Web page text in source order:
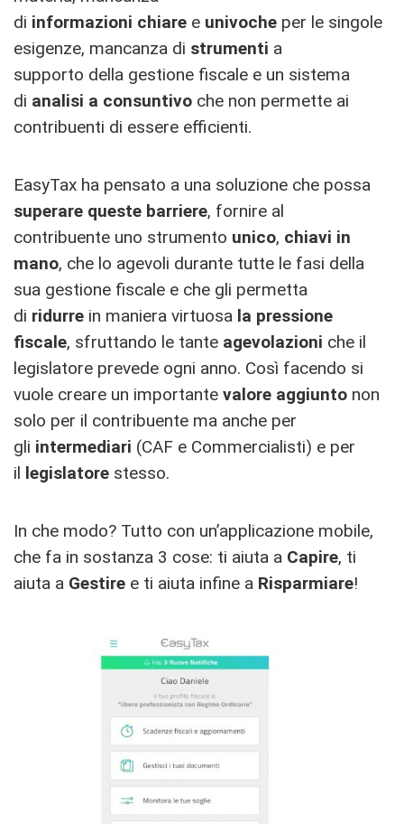
di informazioni chiare e univoche per le singole
esigenze, mancanza di strumenti a
supporto della gestione fiscale e un sistema
di analisi a consuntivo che non permette ai
contribuenti di essere efficienti.
EasyTax ha pensato a una soluzione che possa
superare queste barriere, fornire al
contribuente uno strumento unico, chiavi in
mano, che lo agevoli durante tutte le fasi della
sua gestione fiscale e che gli permetta
di ridurre in maniera virtuosa la pressione
fiscale, sfruttando le tante agevolazioni che il
legislatore prevede ogni anno. Così facendo si
vuole creare un importante valore aggiunto non
solo per il contribuente ma anche per
gli intermediari (CAF e Commercialisti) e per
il legislatore stesso.
In che modo? Tutto con un’applicazione mobile,
che fa in sostanza 3 cose: ti aiuta a Capire, ti
aiuta a Gestire e ti aiuta infine a Risparmiare!